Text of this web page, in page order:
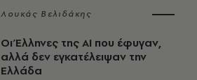
Λουκάς Βελιδάκης
Οι Έλληνες της ΑΙ που έφυγαν,
αλλά δεν εγκατέλειψαν την
Ελλάδα